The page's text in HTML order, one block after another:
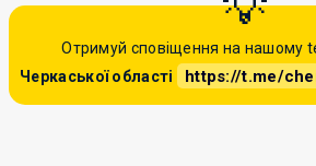
Отримуй сповіщення на нашому
Черкаської області
https://t.me/